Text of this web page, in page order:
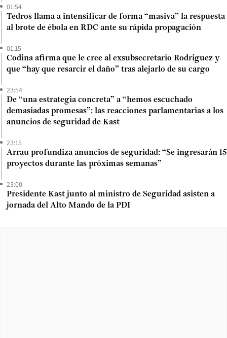
01:54
Tedros llama a intensificar de forma “masiva” la respuesta
al brote de ébola en RDC ante su rápida propagación
01:15
Codina afirma que le cree al exsubsecretario Rodríguez y
que “hay que resarcir el daño” tras alejarlo de su cargo
23:54
De “una estrategia concreta” a “hemos escuchado
demasiadas promesas”: las reacciones parlamentarias a los
anuncios de seguridad de Kast
23:15
Arrau profundiza anuncios de seguridad: “Se ingresarán 15
proyectos durante las próximas semanas”
23:00
Presidente Kast junto al ministro de Seguridad asisten a
jornada del Alto Mando de la PDI